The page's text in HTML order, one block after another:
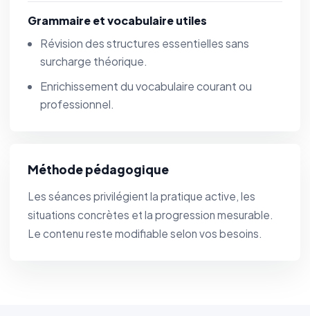
Grammaire et vocabulaire utiles
Révision des structures essentielles sans
surcharge théorique.
Enrichissement du vocabulaire courant ou
professionnel.
Méthode pédagogique
Les séances privilégient la pratique active, les
situations concrètes et la progression mesurable.
Le contenu reste modifiable selon vos besoins.